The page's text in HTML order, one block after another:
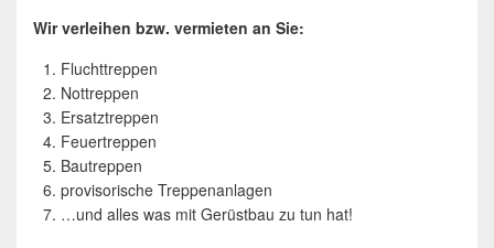
Wir verleihen bzw. vermieten an Sie:
Fluchttreppen
Nottreppen
Ersatztreppen
Feuertreppen
Bautreppen
provisorische Treppenanlagen
…und alles was mit Gerüstbau zu tun hat!